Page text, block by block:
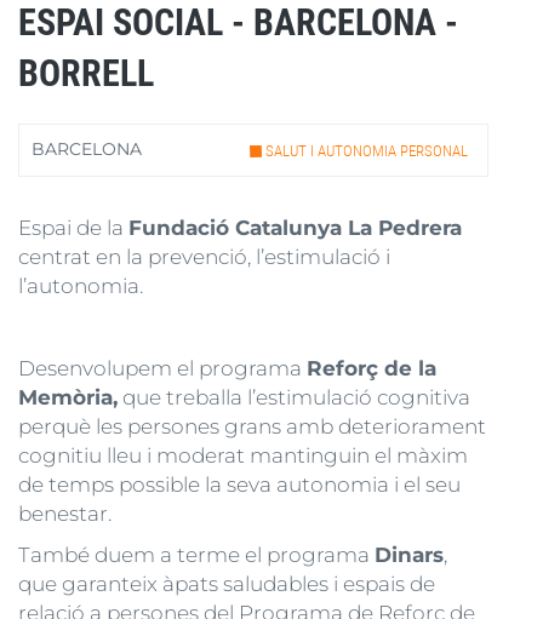
ESPAI SOCIAL - BARCELONA -
BORRELL
BARCELONA SALUT I AUTONOMIA PERSONAL
Espai de la Fundació Catalunya La Pedrera
centrat en la prevenció, l’estimulació i
l’autonomia.
Desenvolupem el programa Reforç de la
Memòria, que treballa l’estimulació cognitiva
perquè les persones grans amb deteriorament
cognitiu lleu i moderat mantinguin el màxim
de temps possible la seva autonomia i el seu
benestar.
També duem a terme el programa Dinars,
que garanteix àpats saludables i espais de
relació a persones del Programa de Reforç de